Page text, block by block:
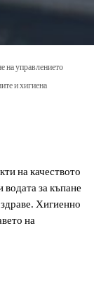
на управлението
и хигиена
на качеството
водата за къпане
Хигиенно
на